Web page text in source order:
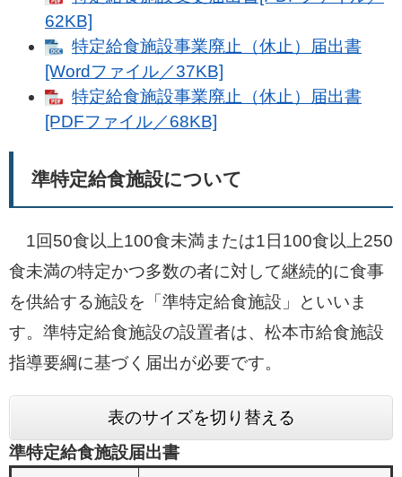
62KB]
特定給食施設事業廃止（休止）届出書
[Wordファイル／37KB]
特定給食施設事業廃止（休止）届出書
[PDFファイル／68KB]
準特定給食施設について
1回50食以上100食未満または1日100食以上250
食未満の特定かつ多数の者に対して継続的に食事
を供給する施設を「準特定給食施設」といいま
す。準特定給食施設の設置者は、松本市給食施設
指導要綱に基づく届出が必要です。
表のサイズを切り替える
準特定給食施設届出書